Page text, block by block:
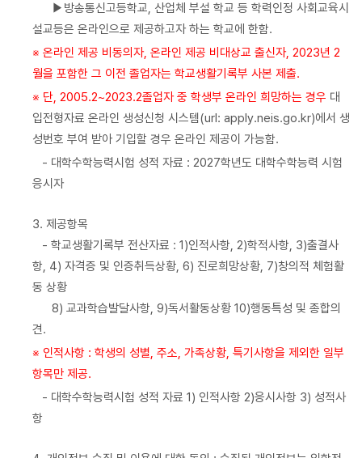
▶방송통신고등학교, 산업체 부설 학교 등 학력인정 사회교육시
설교등은 온라인으로 제공하고자 하는 학교에 한함.
※ 온라인 제공 비동의자, 온라인 제공 비대상교 출신자, 2023년 2
월을 포함한 그 이전 졸업자는 학교생활기록부 사본 제출.
※ 단, 2005.2~2023.2졸업자 중 학생부 온라인 희망하는 경우 대
입전형자료 온라인 생성신청 시스템(url: apply.neis.go.kr)에서 생
성번호 부여 받아 기입할 경우 온라인 제공이 가능함.
- 대학수학능력시험 성적 자료 : 2027학년도 대학수학능력 시험
응시자
3. 제공항목
- 학교생활기록부 전산자료 : 1)인적사항, 2)학적사항, 3)출결사
항, 4) 자격증 및 인증취득상황, 6) 진로희망상황, 7)창의적 체험활
동 상황
8) 교과학습발달사항, 9)독서활동상황 10)행동특성 및 종합의
견.
※ 인적사항 : 학생의 성별, 주소, 가족상황, 특기사항을 제외한 일부
항목만 제공.
- 대학수학능력시험 성적 자료 1) 인적사항 2)응시사항 3) 성적사
항